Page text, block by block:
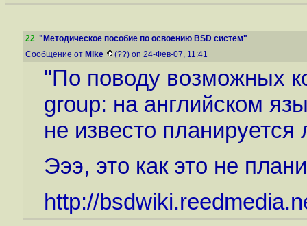
22. "Методическое пособие по освоению BSD систем"
Сообщение от Mike (??) on 24-Фев-07, 11:41
"По поводу возможных
group: на английском
не известо планируется
Эээ, это как это не
http://